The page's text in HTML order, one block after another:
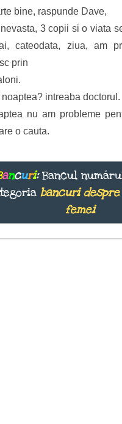
bine, raspunde Dave,
3 copii si o viata
cateodata, ziua, am
prin
noaptea? intreaba doctorul.
nu am probleme
o cauta.
ancuri:Bancul
bancuri
femei